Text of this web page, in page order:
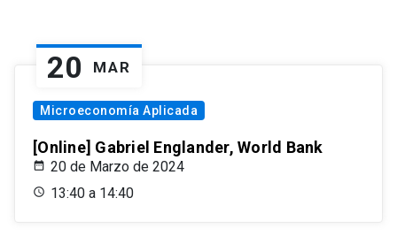
20 MAR
Microeconomía Aplicada
[Online] Gabriel Englander, World Bank
20 de Marzo de 2024
13:40 a 14:40